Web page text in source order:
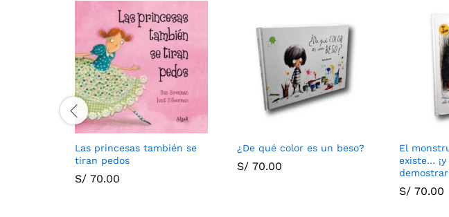
Las princesas también se
tiran pedos
S/ 70.00
¿De qué color es un beso?
S/ 70.00
El
existe…
S/ 70.00